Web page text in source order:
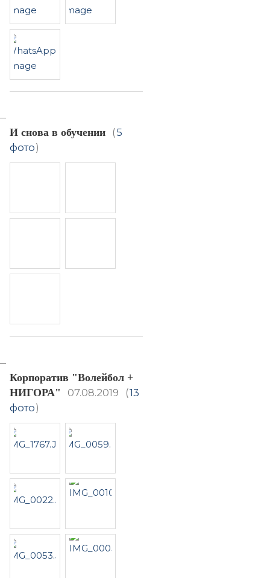
И снова в обучении (5
фото)
Корпоратив "Волейбол +
НИГОРА"
07.08.2019 (13
фото)